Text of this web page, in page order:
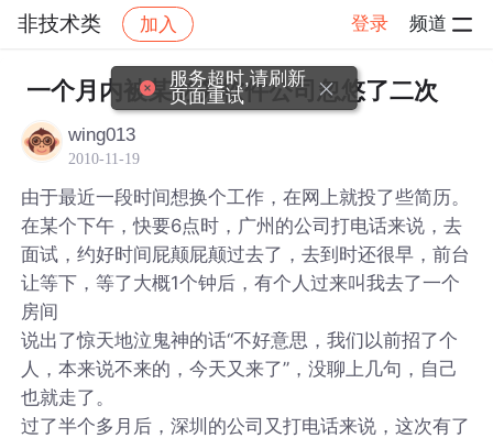
非技术类 加入 登录 频道
社区 非技术类 帖子详情
一个月内被某财务软件公司忽悠了二次
wing013
2010-11-19
由于最近一段时间想换个工作，在网上就投了些简历。
在某个下午，快要6点时，广州的公司打电话来说，去
面试，约好时间屁颠屁颠过去了，去到时还很早，前台
让等下，等了大概1个钟后，有个人过来叫我去了一个
房间
说出了惊天地泣鬼神的话“不好意思，我们以前招了个
人，本来说不来的，今天又来了”，没聊上几句，自己
也就走了。
过了半个多月后，深圳的公司又打电话来说，这次有了
服务超时,请刷新
页面重试